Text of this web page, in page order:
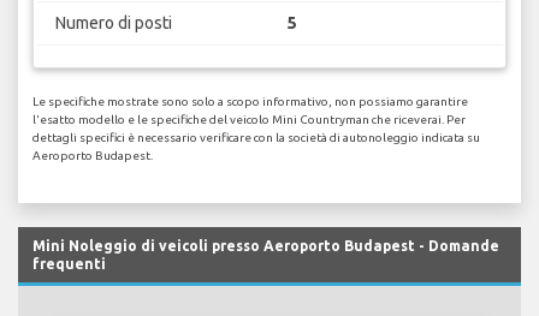
Numero di posti 5
Le specifiche mostrate sono solo a scopo informativo, non possiamo garantire
l'esatto modello e le specifiche del veicolo Mini Countryman che riceverai. Per
dettagli specifici è necessario verificare con la società di autonoleggio indicata su
Aeroporto Budapest.
Mini Noleggio di veicoli presso Aeroporto Budapest - Domande
frequenti